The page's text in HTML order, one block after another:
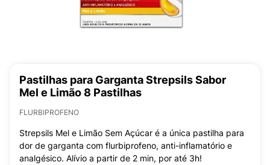
Pastilhas para Garganta Strepsils Sabor
Mel e Limão 8 Pastilhas
FLURBIPROFENO
Strepsils Mel e Limão Sem Açúcar é a única pastilha para
dor de garganta com flurbiprofeno, anti-inflamatório e
analgésico. Alívio a partir de 2 min, por até 3h!